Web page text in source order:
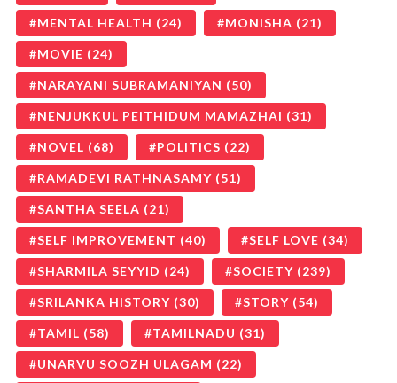
MENTAL HEALTH (24) MONISHA (21)
MOVIE (24)
NARAYANI SUBRAMANIYAN (50)
NENJUKKUL PEITHIDUM MAMAZHAI (31)
NOVEL (68) POLITICS (22)
RAMADEVI RATHNASAMY (51)
SANTHA SEELA (21)
SELF IMPROVEMENT (40) SELF LOVE (34)
SHARMILA SEYYID (24) SOCIETY (239)
SRILANKA HISTORY (30) STORY (54)
TAMIL (58) TAMILNADU (31)
UNARVU SOOZH ULAGAM (22)